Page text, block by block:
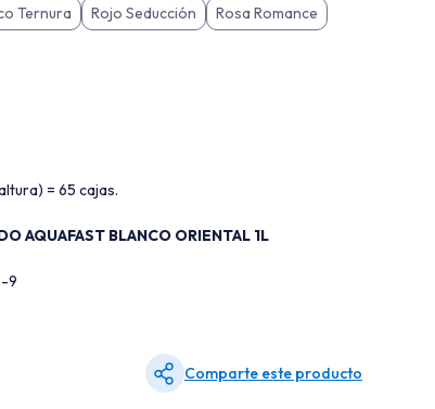
Ternura Rojo Seducción
Rosa Romance
= 65 cajas.
AQUAFAST BLANCO ORIENTAL 1L
9
Comparte este producto